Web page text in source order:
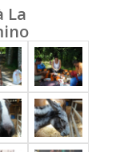
La